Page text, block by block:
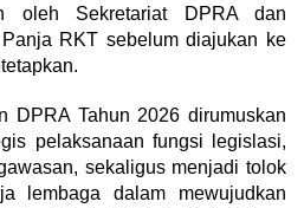
oleh Sekretariat DPRA dan
RKT sebelum diajukan ke
DPRA Tahun 2026 dirumuskan
pelaksanaan fungsi legislasi,
sekaligus menjadi tolok
lembaga dalam mewujudkan